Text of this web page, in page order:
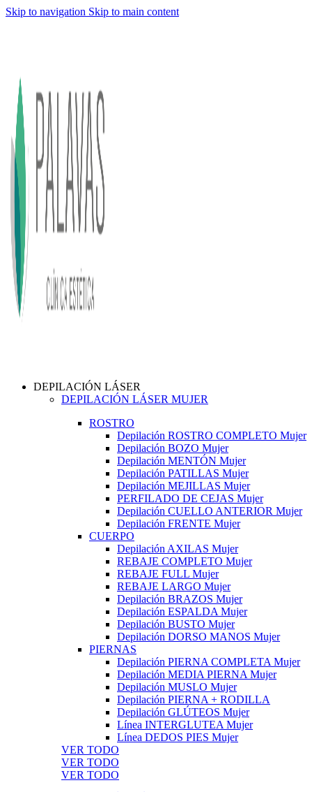
Skip to navigation Skip to main content
DEPILACIÓN LÁSER
DEPILACIÓN LÁSER MUJER
ROSTRO
Depilación ROSTRO COMPLETO Mujer
Depilación BOZO Mujer
Depilación MENTÓN Mujer
Depilación PATILLAS Mujer
Depilación MEJILLAS Mujer
PERFILADO DE CEJAS Mujer
Depilación CUELLO ANTERIOR Mujer
Depilación FRENTE Mujer
CUERPO
Depilación AXILAS Mujer
REBAJE COMPLETO Mujer
REBAJE FULL Mujer
REBAJE LARGO Mujer
Depilación BRAZOS Mujer
Depilación ESPALDA Mujer
Depilación BUSTO Mujer
Depilación DORSO MANOS Mujer
PIERNAS
Depilación PIERNA COMPLETA Mujer
Depilación MEDIA PIERNA Mujer
Depilación MUSLO Mujer
Depilación PIERNA + RODILLA
Depilación GLÚTEOS Mujer
Línea INTERGLUTEA Mujer
Línea DEDOS PIES Mujer
VER TODO
VER TODO
VER TODO